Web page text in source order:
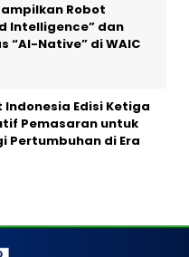
Robot
Intelligence” dan
“AI-Native” di WAIC
Edisi Ketiga
Pemasaran untuk
Pertumbuhan di Era